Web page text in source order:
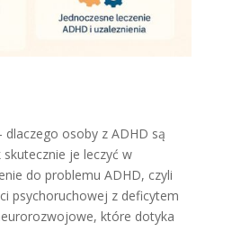
dlaczego osoby z ADHD są
je leczyć w
do problemu ADHD, czyli
psychoruchowej z deficytem
które dotyka